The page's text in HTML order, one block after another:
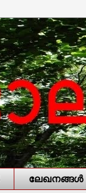
ലേഖനങ്ങള്‍